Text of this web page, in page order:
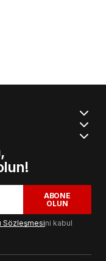
ABONE
OLUN
Sözleşmesini kabul